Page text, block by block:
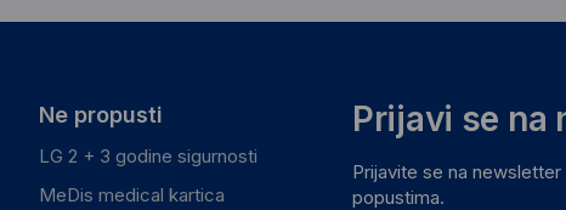
Ne propusti
LG 2 + 3 godine sigurnosti
MeDis medical kartica
Prijavi se na
Prijavite se na
popustima.